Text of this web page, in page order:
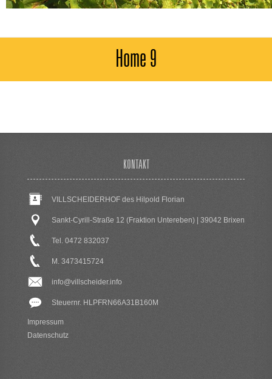
Home 9
KONTAKT
VILLSCHEIDERHOF des Hilpold Florian
Sankt-Cyrill-Straße 12 (Fraktion Untereben) | 39042 Brixen
Tel. 0472 832037
M. 3473415724
info@villscheider.info
Steuernr. HLPFRN66A31B160M
Impressum
Datenschutz